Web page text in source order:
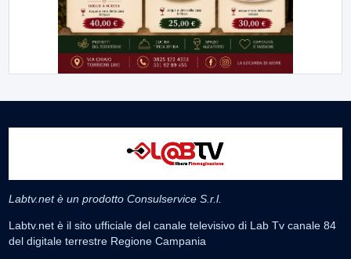
Labtv.net è un prodotto Consulservice S.r.l.
Labtv.net è il sito ufficiale del canale televisivo di Lab Tv canale 84
del digitale terrestre Regione Campania